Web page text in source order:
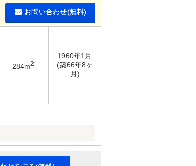
お問い合わせ(無料)
284m2
1960年1月
(築66年8ヶ
月)